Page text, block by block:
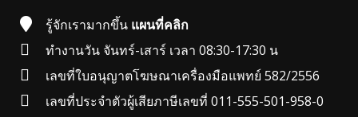
รู้จักเรามากขึ้น แผนที่คลิก
ทำงานวัน จันทร์-เสาร์ เวลา 08:30-17:30 น
เลขที่ใบอนุญาตโฆษณาเครื่องมือแพทย์ 582/2556
เลขที่ประจำตัวผู้เสียภาษีเลขที่ 011-555-501-958-0